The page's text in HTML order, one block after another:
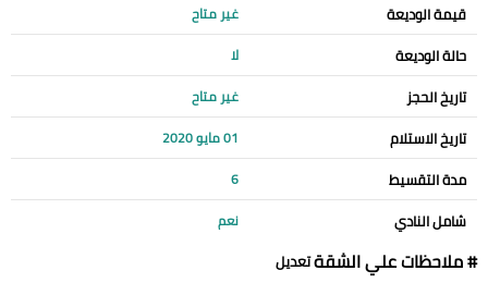
قيمة الوديعة غير متاح
حالة الوديعة لا
تاريخ الحجز غير متاح
تاريخ الاستلام 01 مايو 2020
مدة التقسيط 6
شامل النادي نعم
# ملاحظات علي الشقةتعديل